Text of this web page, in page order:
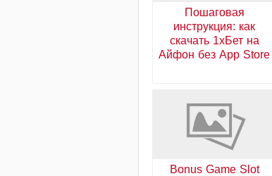
Пошаговая
инструкция: как
скачать 1хБет на
Айфон без App Store
Bonus Game Slot